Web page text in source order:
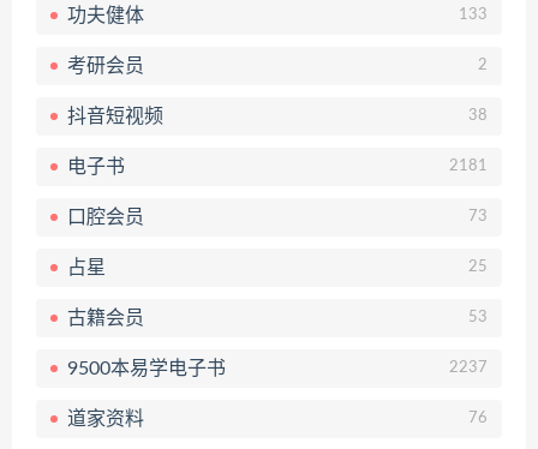
功夫健体 133
考研会员 2
抖音短视频 38
电子书 2181
口腔会员 73
占星 25
古籍会员 53
9500本易学电子书 2237
道家资料 76